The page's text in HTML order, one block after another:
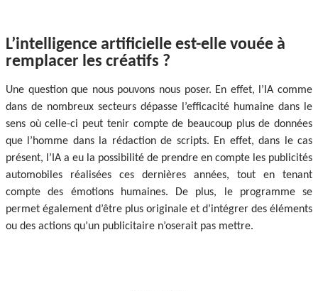
L’intelligence artificielle est-elle vouée à
remplacer les créatifs ?
Une question que nous pouvons nous poser. En effet, l’IA comme
dans de nombreux secteurs dépasse l’efficacité humaine dans le
sens où celle-ci peut tenir compte de beaucoup plus de données
que l’homme dans la rédaction de scripts. En effet, dans le cas
présent, l’IA a eu la possibilité de prendre en compte les publicités
automobiles réalisées ces dernières années, tout en tenant
compte des émotions humaines. De plus, le programme se
permet également d’être plus originale et d’intégrer des éléments
ou des actions qu’un publicitaire n’oserait pas mettre.